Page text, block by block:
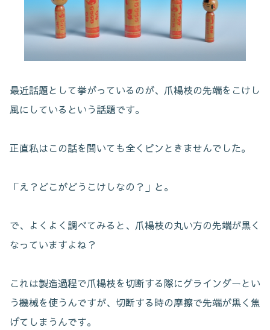
最近話題として挙がっているのが、爪楊枝の先端をこけし
風にしているという話題です。
正直私はこの話を聞いても全くピンときませんでした。
「え？どこがどうこけしなの？」と。
で、よくよく調べてみると、爪楊枝の丸い方の先端が黒く
なっていますよね？
これは製造過程で爪楊枝を切断する際にグラインダーとい
う機械を使うんですが、切断する時の摩擦で先端が黒く焦
げてしまうんです。